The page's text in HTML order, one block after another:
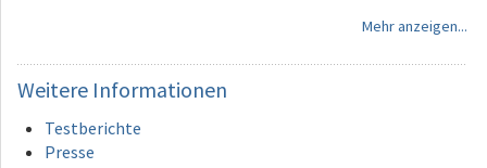
Mehr anzeigen...
Weitere Informationen
Testberichte
Presse